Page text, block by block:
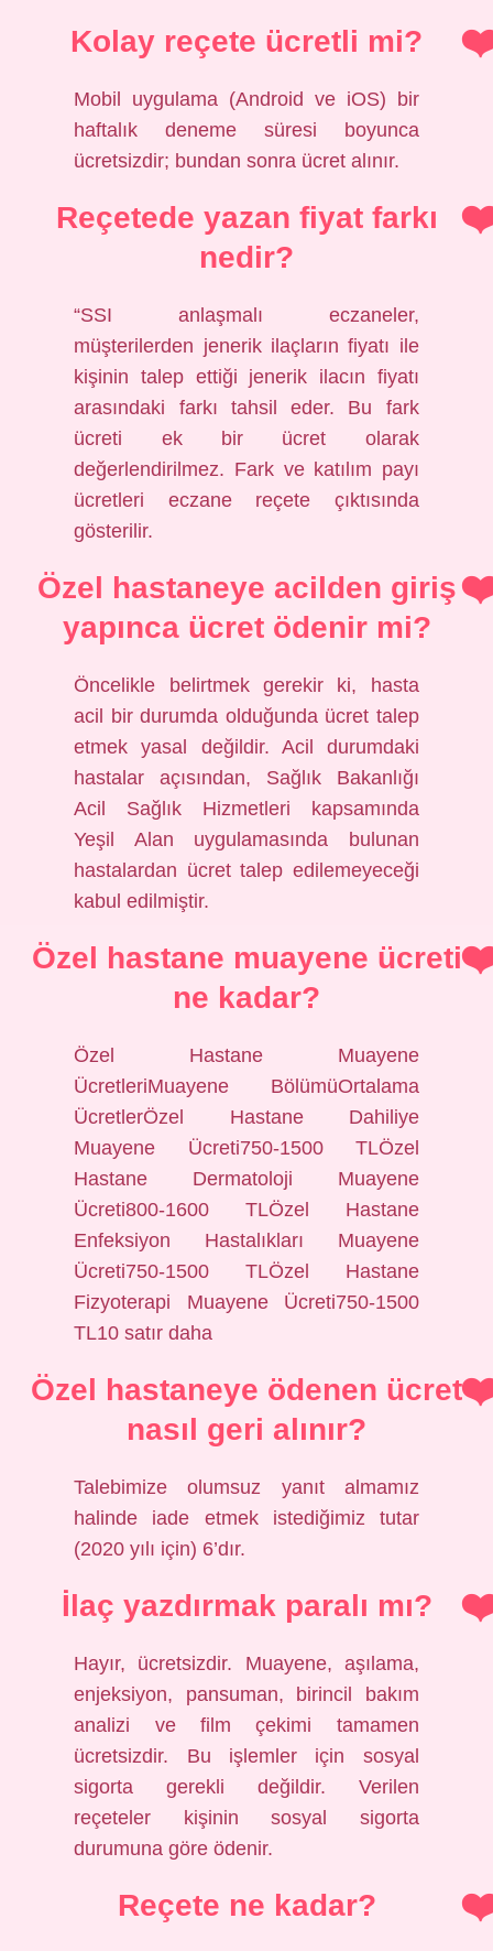
Kolay reçete ücretli mi?
Mobil uygulama (Android ve iOS) bir
haftalık deneme süresi boyunca
ücretsizdir; bundan sonra ücret alınır.
Reçetede yazan fiyat farkı
nedir?
“SSI anlaşmalı eczaneler,
müşterilerden jenerik ilaçların fiyatı ile
kişinin talep ettiği jenerik ilacın fiyatı
arasındaki farkı tahsil eder. Bu fark
ücreti ek bir ücret olarak
değerlendirilmez. Fark ve katılım payı
ücretleri eczane reçete çıktısında
gösterilir.
Özel hastaneye acilden giriş
yapınca ücret ödenir mi?
Öncelikle belirtmek gerekir ki, hasta
acil bir durumda olduğunda ücret talep
etmek yasal değildir. Acil durumdaki
hastalar açısından, Sağlık Bakanlığı
Acil Sağlık Hizmetleri kapsamında
Yeşil Alan uygulamasında bulunan
hastalardan ücret talep edilemeyeceği
kabul edilmiştir.
Özel hastane muayene ücreti
ne kadar?
Özel Hastane Muayene
ÜcretleriMuayene BölümüOrtalama
ÜcretlerÖzel Hastane Dahiliye
Muayene Ücreti750-1500 TLÖzel
Hastane Dermatoloji Muayene
Ücreti800-1600 TLÖzel Hastane
Enfeksiyon Hastalıkları Muayene
Ücreti750-1500 TLÖzel Hastane
Fizyoterapi Muayene Ücreti750-1500
TL10 satır daha
Özel hastaneye ödenen ücret
nasıl geri alınır?
Talebimize olumsuz yanıt almamız
halinde iade etmek istediğimiz tutar
(2020 yılı için) 6’dır.
İlaç yazdırmak paralı mı?
Hayır, ücretsizdir. Muayene, aşılama,
enjeksiyon, pansuman, birincil bakım
analizi ve film çekimi tamamen
ücretsizdir. Bu işlemler için sosyal
sigorta gerekli değildir. Verilen
reçeteler kişinin sosyal sigorta
durumuna göre ödenir.
Reçete ne kadar?